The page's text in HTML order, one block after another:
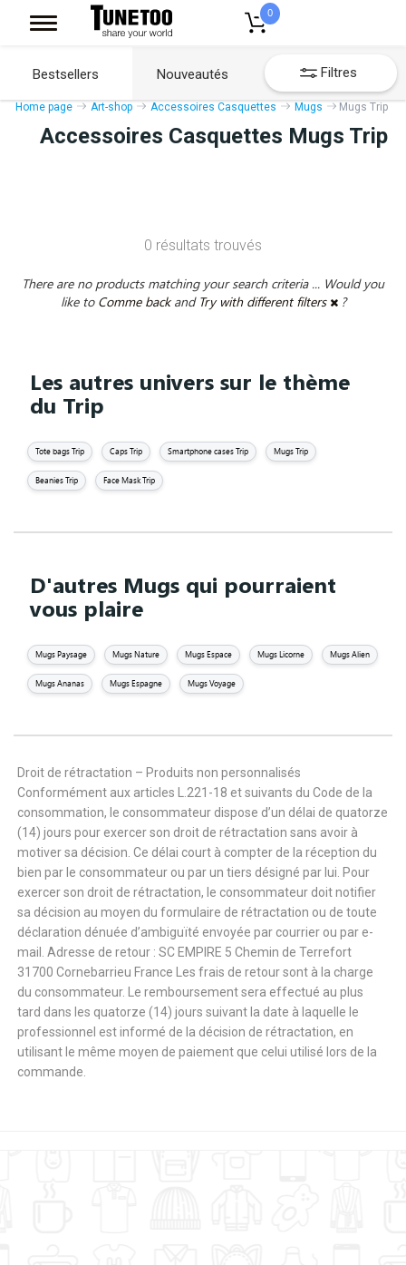
0
Bestsellers Nouveautés Filtres
Home page Art-shop Accessoires Casquettes Mugs Mugs Trip
Accessoires Casquettes Mugs Trip
0 résultats trouvés
There are no products matching your search criteria ... Would you
like to Comme back and Try with different filters ?
Les autres univers sur le thème
du Trip
Tote bags Trip Caps Trip Smartphone cases Trip Mugs Trip
Beanies Trip Face Mask Trip
D'autres Mugs qui pourraient
vous plaire
Mugs Paysage Mugs Nature Mugs Espace Mugs Licorne Mugs Alien
Mugs Ananas Mugs Espagne Mugs Voyage
Droit de rétractation – Produits non personnalisés
Conformément aux articles L.221-18 et suivants du Code de la
consommation, le consommateur dispose d’un délai de quatorze
(14) jours pour exercer son droit de rétractation sans avoir à
motiver sa décision. Ce délai court à compter de la réception du
bien par le consommateur ou par un tiers désigné par lui. Pour
exercer son droit de rétractation, le consommateur doit notifier
sa décision au moyen du formulaire de rétractation ou de toute
déclaration dénuée d’ambiguïté envoyée par courrier ou par e-
mail. Adresse de retour : SC EMPIRE 5 Chemin de Terrefort
31700 Cornebarrieu France Les frais de retour sont à la charge
du consommateur. Le remboursement sera effectué au plus
tard dans les quatorze (14) jours suivant la date à laquelle le
professionnel est informé de la décision de rétractation, en
utilisant le même moyen de paiement que celui utilisé lors de la
commande.